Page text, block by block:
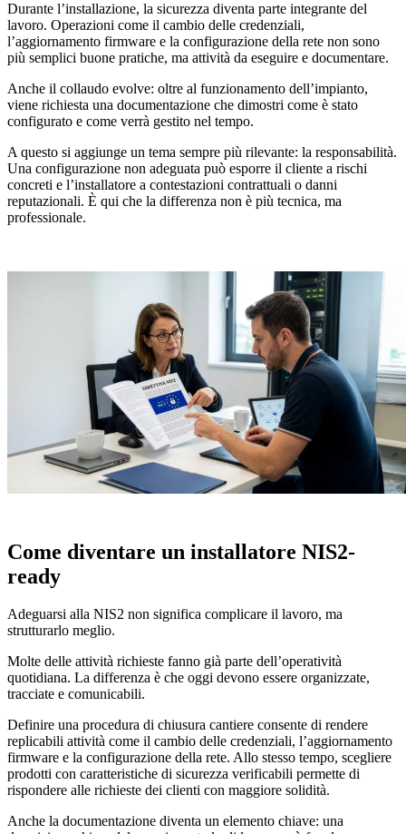
Durante l’installazione, la sicurezza diventa parte integrante del
lavoro. Operazioni come il cambio delle credenziali,
l’aggiornamento firmware e la configurazione della rete non sono
più semplici buone pratiche, ma attività da eseguire e documentare.
Anche il collaudo evolve: oltre al funzionamento dell’impianto,
viene richiesta una documentazione che dimostri come è stato
configurato e come verrà gestito nel tempo.
A questo si aggiunge un tema sempre più rilevante: la responsabilità.
Una configurazione non adeguata può esporre il cliente a rischi
concreti e l’installatore a contestazioni contrattuali o danni
reputazionali. È qui che la differenza non è più tecnica, ma
professionale.
Come diventare un installatore NIS2-
ready
Adeguarsi alla NIS2 non significa complicare il lavoro, ma
strutturarlo meglio.
Molte delle attività richieste fanno già parte dell’operatività
quotidiana. La differenza è che oggi devono essere organizzate,
tracciate e comunicabili.
Definire una procedura di chiusura cantiere consente di rendere
replicabili attività come il cambio delle credenziali, l’aggiornamento
firmware e la configurazione della rete. Allo stesso tempo, scegliere
prodotti con caratteristiche di sicurezza verificabili permette di
rispondere alle richieste dei clienti con maggiore solidità.
Anche la documentazione diventa un elemento chiave: una